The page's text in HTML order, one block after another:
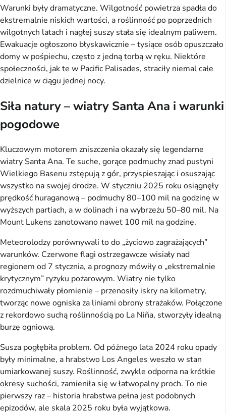
Warunki były dramatyczne. Wilgotność powietrza spadła do
ekstremalnie niskich wartości, a roślinność po poprzednich
wilgotnych latach i nagłej suszy stała się idealnym paliwem.
Ewakuacje ogłoszono błyskawicznie – tysiące osób opuszczało
domy w pośpiechu, często z jedną torbą w ręku. Niektóre
społeczności, jak te w Pacific Palisades, straciły niemal całe
dzielnice w ciągu jednej nocy.
Siła natury – wiatry Santa Ana i warunki
pogodowe
Kluczowym motorem zniszczenia okazały się legendarne
wiatry Santa Ana. Te suche, gorące podmuchy znad pustyni
Wielkiego Basenu zstępują z gór, przyspieszając i osuszając
wszystko na swojej drodze. W styczniu 2025 roku osiągnęły
prędkość huraganową – podmuchy 80–100 mil na godzinę w
wyższych partiach, a w dolinach i na wybrzeżu 50–80 mil. Na
Mount Lukens zanotowano nawet 100 mil na godzinę.
Meteorolodzy porównywali to do „życiowo zagrażających”
warunków. Czerwone flagi ostrzegawcze wisiały nad
regionem od 7 stycznia, a prognozy mówiły o „ekstremalnie
krytycznym” ryzyku pożarowym. Wiatry nie tylko
rozdmuchiwały płomienie – przenosiły iskry na kilometry,
tworząc nowe ogniska za liniami obrony strażaków. Połączone
z rekordowo suchą roślinnością po La Niña, stworzyły idealną
burzę ogniową.
Susza pogłębiła problem. Od późnego lata 2024 roku opady
były minimalne, a hrabstwo Los Angeles weszło w stan
umiarkowanej suszy. Roślinność, zwykle odporna na krótkie
okresy suchości, zamieniła się w łatwopalny proch. To nie
pierwszy raz – historia hrabstwa pełna jest podobnych
epizodów, ale skala 2025 roku była wyjątkowa.